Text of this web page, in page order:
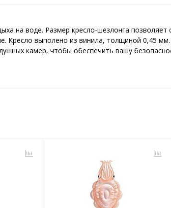
на воде. Размер кресло-шезлонга
Кресло выполено из винила, толщиной 0,45
камер, чтобы обеспечить вашу